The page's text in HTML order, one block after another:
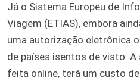
Já o Sistema Europeu de
Viagem (ETIAS), embora
uma autorização eletrônica
de países isentos de visto.
feita online, terá um custo